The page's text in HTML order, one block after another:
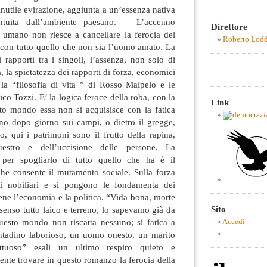
evirazione, aggiunta a un’essenza nativa
dall’ambiente paesano. L’accenno
non riesce a cancellare la ferocia del
tutto quello che non sia l’uomo amato. La
rapporti tra i singoli, l’assenza, non solo di
la spietatezza dei rapporti di forza, economici
“filosofia di vita ” di Rosso Malpelo e le
Tozzi. E’ la logica feroce della roba, con la
mondo essa non si acquisisce con la fatica
dopo giorno sui campi, o dietro il gregge,
qui i patrimoni sono il frutto della rapina,
e dell’uccisione delle persone. La
per spogliarlo di tutto quello che ha è il
consente il mutamento sociale. Sulla forza
nobiliari e si pongono le fondamenta dei
l’economia e la politica. “Vida bona, morte
tutto laico e terreno, lo sapevamo già da
mondo non riscatta nessuno; si fatica a
laborioso, un uomo onesto, un marito
esali un ultimo respiro quieto e
trovare in questo romanzo la ferocia della
Direttore
Roberto
Link
Sito
Accedi